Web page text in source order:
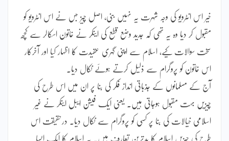
خیر اس انٹرویو کی وجہ شہرت یہ نہیں بنی، اصل چیز جس نے اس انٹرویو کو
مقبول کر دیا وہ یہ تھی کہ جدید وضع قطع کی اینکر نے خاتون اسکالر سے کچھ
سخت سوالات کیے، اسلام سے اپنی گہری عقیدت کا اظہار کیا اور آخرکار
اس خاتون کو پروگرام سے ذلیل کرتے ہوئے نکال دیا۔
آج کے مسلمانوں کے جذباتی انداز فکر کی بنا پر ان میں اس طرح کی
چیزیں بہت مقبول ہوجاتی ہیں۔ یعنی ایک فیشن ایبل اینکر نے غیر
اسلامی خیالات کی بنا پر کسی کو پروگرام سے نکال دیا۔ درحقیقت اس
طرح کی چیزیں اسلام کا بدترین تعارف ہیں۔ یہ اسلام کا ایک ایسا